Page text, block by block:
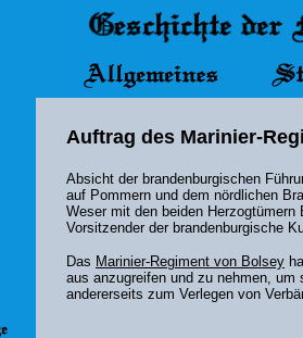
Auftrag des Marinier-
Absicht der brandenburgischen
auf Pommern und dem nördlichen
Weser mit den beiden
Vorsitzender der brandenburgische
Das Marinier-Regiment von Bolsey
aus anzugreifen und zu nehmen,
andererseits zum Verlegen von